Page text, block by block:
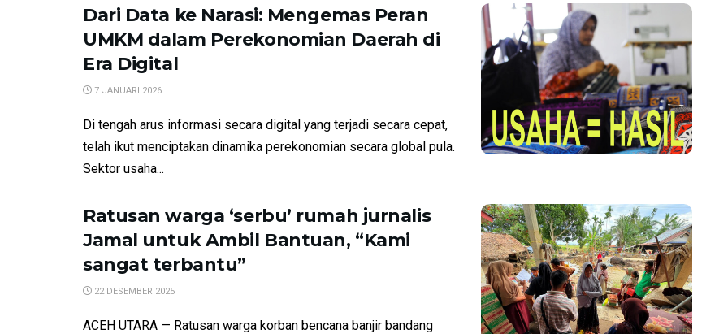
Dari Data ke Narasi: Mengemas Peran
UMKM dalam Perekonomian Daerah di
Era Digital
7 JANUARI 2026
Di tengah arus informasi secara digital yang terjadi secara cepat,
telah ikut menciptakan dinamika perekonomian secara global pula.
Sektor usaha...
Ratusan warga ‘serbu’ rumah jurnalis
Jamal untuk Ambil Bantuan, “Kami
sangat terbantu”
22 DESEMBER 2025
ACEH UTARA — Ratusan warga korban bencana banjir bandang